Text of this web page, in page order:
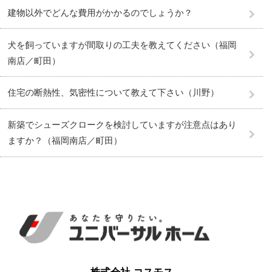
建物以外でどんな費用がかかるのでしょうか？
犬を飼っていますが間取りの工夫を教えてください（福岡
南店／町田）
住宅の断熱性、気密性について教えて下さい（川野）
新築でシューズクロークを検討していますが注意点はあり
ますか？（福岡南店／町田）